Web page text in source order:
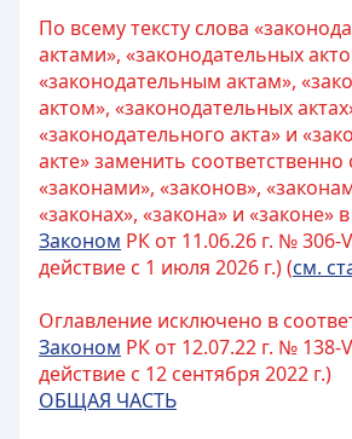
По всему тексту слова
актами», «законодательных
«законодательным актам»,
актом», «законодательных
«законодательного акта» и
акте» заменить
«законами», «законов»,
«законах», «закона» и «законе»
Законом РК от 11.06.26 г. № 306-
действие с 1 июля 2026 г.) (см.
Оглавление исключено в
Законом РК от 12.07.22 г. № 138-
действие с 12 сентября 2022 г.)
ОБЩАЯ ЧАСТЬ